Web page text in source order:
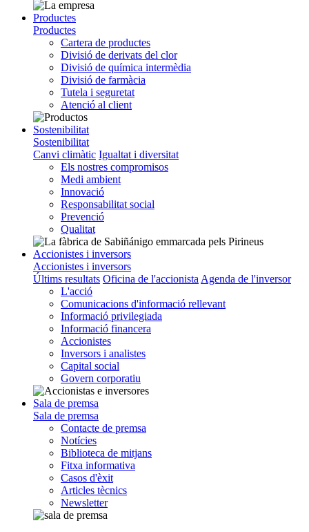
Productes
Productes
Cartera de productes
Divisió de derivats del clor
Divisió de química intermèdia
Divisió de farmàcia
Tutela i seguretat
Atenció al client
Sostenibilitat
Sostenibilitat
Canvi climàtic Igualtat i diversitat
Els nostres compromisos
Medi ambient
Innovació
Responsabilitat social
Prevenció
Qualitat
Accionistes i inversors
Accionistes i inversors
Últims resultats Oficina de l'accionista Agenda de l'inversor
L'acció
Comunicacions d'informació rellevant
Informació privilegiada
Informació financera
Accionistes
Inversors i analistes
Capital social
Govern corporatiu
Sala de premsa
Sala de premsa
Contacte de premsa
Notícies
Biblioteca de mitjans
Fitxa informativa
Casos d'èxit
Articles tècnics
Newsletter